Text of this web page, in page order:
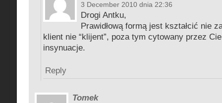
3 December 2010 dnia 22:36
Drogi Antku,
Prawidłową formą jest kształcić nie
klient nie “klijent”, poza tym cytowany przez
insynuacje.
Reply
Tomek